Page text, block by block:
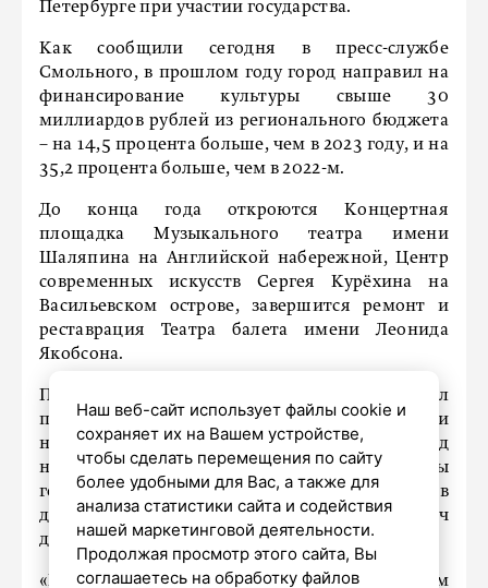
Петербурге при участии государства.
Как сообщили сегодня в пресс-службе
Смольного, в прошлом году город направил на
финансирование культуры свыше 30
миллиардов рублей из регионального бюджета
– на 14,5 процента больше, чем в 2023 году, и на
35,2 процента больше, чем в 2022-м.
До конца года откроются Концертная
площадка Музыкального театра имени
Шаляпина на Английской набережной, Центр
современных искусств Сергея Курёхина на
Васильевском острове, завершится ремонт и
реставрация Театра балета имени Леонида
Якобсона.
Петербург первым в России начал
поддерживать бюджетными субсидиями
негосударственные театры. Несколько лет назад
на региональном уровне запустили механизмы
госоддержки кинопроизводства. Сегодня в
детских школах искусств учатся более 37 тысяч
детей.
«В 2024 году совместно с правительством
Наш веб-сайт использует файлы cookie и
сохраняет их на Вашем устройстве,
чтобы сделать перемещения по сайту
более удобными для Вас, а также для
анализа статистики сайта и содействия
нашей маркетинговой деятельности.
Продолжая просмотр этого сайта, Вы
соглашаетесь на обработку файлов